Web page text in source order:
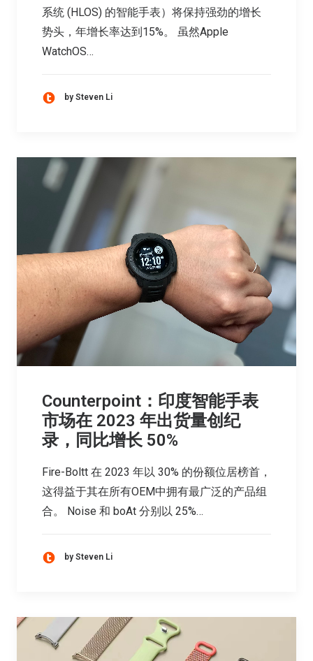
系统 (HLOS) 的智能手表）将保持强劲的增长
势头，年增长率达到15%。 虽然Apple
WatchOS…
by Steven Li
Counterpoint：印度智能手表
市场在 2023 年出货量创纪
录，同比增长 50%
Fire-Boltt 在 2023 年以 30% 的份额位居榜首，
这得益于其在所有OEM中拥有最广泛的产品组
合。 Noise 和 boAt 分别以 25%…
by Steven Li